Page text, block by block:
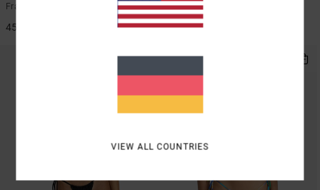
Frauen Blau Bikinitop mit Bügeln
45,00 €
Frauen Schwarz Triangle-
Bikinioberteil
VIEW ALL COUNTRIES